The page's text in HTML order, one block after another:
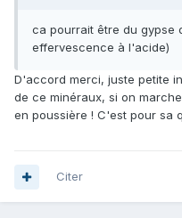
ca pourrait être du gypse
effervescence à l'acide)
D'accord merci, juste petite
de ce minéraux, si on
en poussière ! C'est pour sa
Citer